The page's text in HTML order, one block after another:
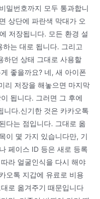
밀번호까지 모두 통과합니
상단에 파란색 막대가 오
저장됩니다. 모든 환경 설
는 대로 됩니다. 그리고
하던 상태 그대로 사용할
좋을까요? 네, 새 아이폰
리 저장을 해놓으면 마지막
됩니다. 그러면 그 후에
니다.신기한 것은 카카오톡
다는 점입니다. 그대로 옮
이 몇 가지 있습니다만, 기
페이스 ID 등은 새로 등록
라 얼굴인식을 다시 해야
오톡 지갑에 유료로 비용
로 옮겨주기 때문입니다